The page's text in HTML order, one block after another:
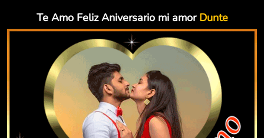
Te Amo Feliz Aniversario mi amor Dunte